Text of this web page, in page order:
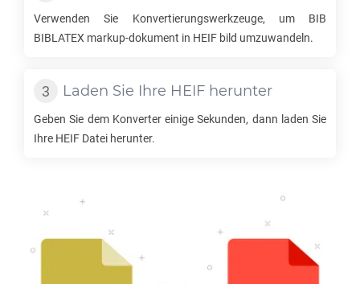
Verwenden Sie Konvertierungswerkzeuge, um BIB
BIBLATEX markup-dokument in HEIF bild umzuwandeln.
Laden Sie Ihre HEIF herunter
Geben Sie dem Konverter einige Sekunden, dann laden Sie
Ihre HEIF Datei herunter.